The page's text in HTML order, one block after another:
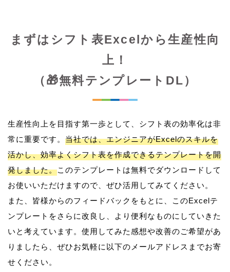
まずはシフト表Excelから生産性向
上！
（🎁無料テンプレートDL）
生産性向上を目指す第一歩として、シフト表の効率化は非
常に重要です。 当社では、エンジニアがExcelのスキルを
活かし、効率よくシフト表を作成できるテンプレートを開
発しました。このテンプレートは無料でダウンロードして
お使いいただけますので、ぜひ活用してみてください。
また、皆様からのフィードバックをもとに、このExcelテ
ンプレートをさらに改良し、より便利なものにしていきた
いと考えています。使用してみた感想や改善のご希望があ
りましたら、ぜひお気軽に以下のメールアドレスまでお寄
せください。